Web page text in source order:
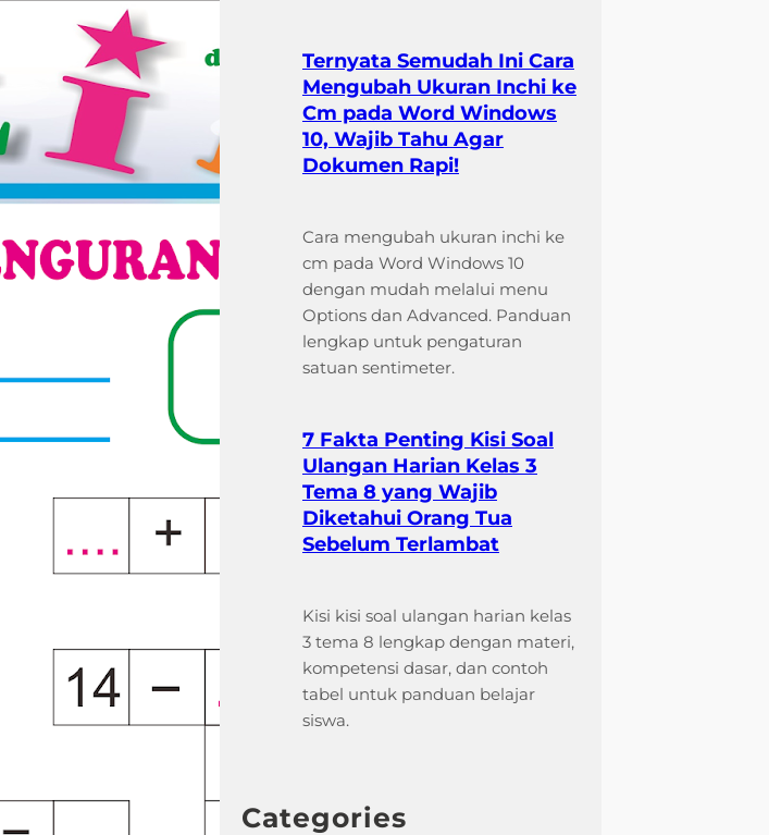
Ternyata Semudah Ini Cara
Mengubah Ukuran Inchi ke
Cm pada Word Windows
10, Wajib Tahu Agar
Dokumen Rapi!
Cara mengubah ukuran inchi ke
cm pada Word Windows 10
dengan mudah melalui menu
Options dan Advanced. Panduan
lengkap untuk pengaturan
satuan sentimeter.
7 Fakta Penting Kisi Soal
Ulangan Harian Kelas 3
Tema 8 yang Wajib
Diketahui Orang Tua
Sebelum Terlambat
Kisi kisi soal ulangan harian kelas
3 tema 8 lengkap dengan materi,
kompetensi dasar, dan contoh
tabel untuk panduan belajar
siswa.
Categories